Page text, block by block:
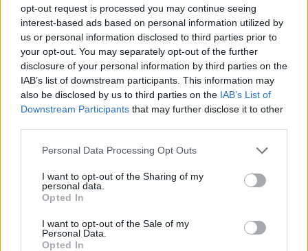
opt-out request is processed you may continue seeing
interest-based ads based on personal information utilized by
us or personal information disclosed to third parties prior to
your opt-out. You may separately opt-out of the further
disclosure of your personal information by third parties on the
IAB’s list of downstream participants. This information may
also be disclosed by us to third parties on the IAB’s List of
Downstream Participants that may further disclose it to other
Personal Data Processing Opt Outs
I want to opt-out of the Sharing of my
personal data.
Opted In
I want to opt-out of the Sale of my
Personal Data.
Opted In